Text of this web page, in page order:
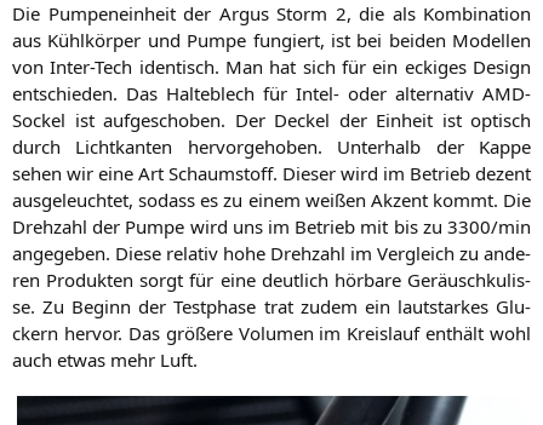
Die Pum­pen­ein­heit der Argus Storm 2, die als Kom­bi­na­ti­on
aus Kühl­kör­per und Pum­pe fun­giert, ist bei bei­den Model­len
von Inter-Tech iden­tisch. Man hat sich für ein ecki­ges Design
ent­schie­den. Das Hal­te­blech für Intel- oder alter­na­tiv AMD-
Sockel ist auf­ge­scho­ben. Der Deckel der Ein­heit ist optisch
durch Licht­kan­ten her­vor­ge­ho­ben. Unter­halb der Kap­pe
sehen wir eine Art Schaum­stoff. Die­ser wird im Betrieb dezent
aus­ge­leuch­tet, sodass es zu einem wei­ßen Akzent kommt. Die
Dreh­zahl der Pum­pe wird uns im Betrieb mit bis zu 3300/min
ange­ge­ben. Die­se rela­tiv hohe Dreh­zahl im Ver­gleich zu ande­
ren Pro­duk­ten sorgt für eine deut­lich hör­ba­re Geräusch­ku­lis­
se. Zu Beginn der Test­pha­se trat zudem ein laut­star­kes Glu­
ckern her­vor. Das grö­ße­re Volu­men im Kreis­lauf ent­hält wohl
auch etwas mehr Luft.